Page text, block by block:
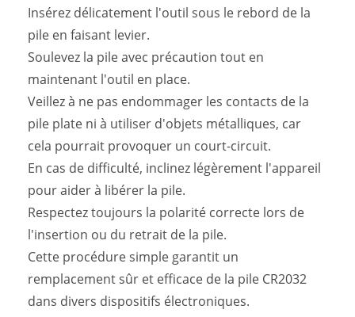
Insérez délicatement l'outil sous le rebord de la
pile en faisant levier.
Soulevez la pile avec précaution tout en
maintenant l'outil en place.
Veillez à ne pas endommager les contacts de la
pile plate ni à utiliser d'objets métalliques, car
cela pourrait provoquer un court-circuit.
En cas de difficulté, inclinez légèrement l'appareil
pour aider à libérer la pile.
Respectez toujours la polarité correcte lors de
l'insertion ou du retrait de la pile.
Cette procédure simple garantit un
remplacement sûr et efficace de la pile CR2032
dans divers dispositifs électroniques.